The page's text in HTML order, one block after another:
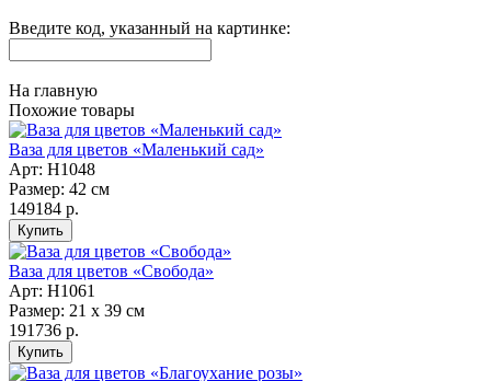
Введите код, указанный на картинке:
На главную
Похожие товары
Ваза для цветов «Маленький сад»
Арт: Н1048
Размер: 42 см
149184 р.
Ваза для цветов «Свобода»
Арт: Н1061
Размер: 21 х 39 см
191736 р.